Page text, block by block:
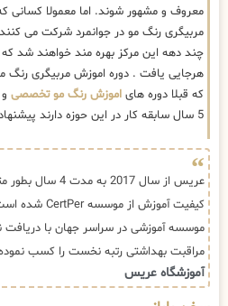
معروف و مشهور شوند. اما معمولا کسانی
مربیگری رنگ مو در جوانمرد شرکت می
چند دهه این مرکز بهره مند خواهند شد که
هرجایی یافت . دوره اموزش مربیگری رنگ مو
که قبلا دوره های اموزش رنگ مو تخصصی
5 سال سابقه کار در این حوزه دارند پیشنهاد میشود.
عریس از سال
مراقبت بهداشتی رتبه نخست را کسب
آموزشگاه عریس